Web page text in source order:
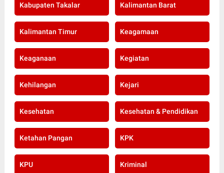
Kabupaten Takalar Kalimantan Barat
Kalimantan Timur Keagamaan
Keaganaan Kegiatan
Kehilangan Kejari
Kesehatan Kesehatan & Pendidikan
Ketahan Pangan KPK
KPU Kriminal